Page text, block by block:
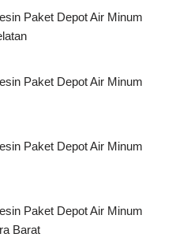
Paket Depot Air Minum
Paket Depot Air Minum
Paket Depot Air Minum
Paket Depot Air Minum
Barat